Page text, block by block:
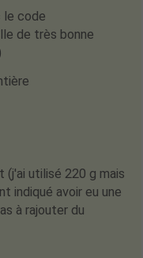
le code
de très bonne
(j'ai utilisé 220 g mais
indiqué avoir eu une
à rajouter du